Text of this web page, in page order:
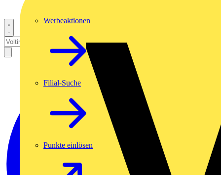
Werbeaktionen
Filial-Suche
Punkte einlösen